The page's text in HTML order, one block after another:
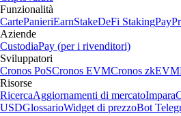
Funzionalità
CartePanieriEarnStakeDeFi StakingPay
Aziende
CustodiaPay (per i rivenditori)
Sviluppatori
Cronos PoSCronos EVMCronos zkEVM
Risorse
RicercaAggiornamenti di mercatoImpara
USDGlossarioWidget di prezzoBot